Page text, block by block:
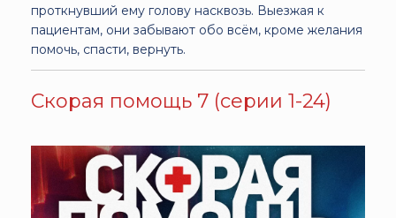
проткнувший ему голову насквозь. Выезжая к
пациентам, они забывают обо всём, кроме желания
помочь, спасти, вернуть.
Скорая помощь 7 (серии 1-24)